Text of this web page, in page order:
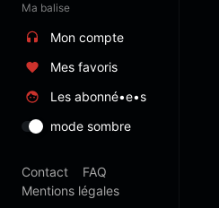
Ma balise
Mon compte
Mes favoris
Les abonné•e•s
mode sombre
Contact
FAQ
Mentions légales